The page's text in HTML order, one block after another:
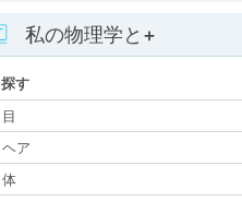
私の物理学と+
探す
目
ヘア
体